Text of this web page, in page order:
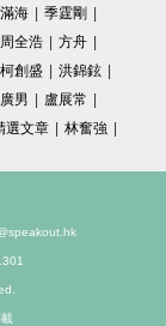
海 | 季霆剛 |
周全浩 | 方舟 |
柯創盛 | 洪錦鉉 |
男 | 盧展常 |
選文章 | 林奮強 |